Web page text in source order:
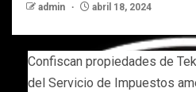
admin abril 18, 2024
Confiscan propiedades de
del Servicio de Impuestos